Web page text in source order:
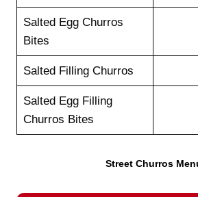
Salted Egg Churros
Bites
Salted Filling Churros
Salted Egg Filling
Churros Bites
Street Churros